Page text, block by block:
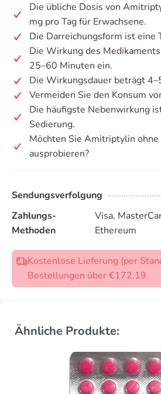
Die übliche Dosis von
mg pro Tag für Erwachsene.
Die Darreichungsform ist eine
Die Wirkung des
25–60 Minuten ein.
Die Wirkungsdauer beträgt
Vermeiden Sie den Konsum
Die häufigste Nebenwirkung
Sedierung.
Möchten Sie Amitriptylin ohne
ausprobieren?
Sendungsverfolgung
Zahlungs-
Methoden
Visa,
Ethereum
Kostenlose Lieferung (per
Bestellungen über €172.19
Ähnliche Produkte: